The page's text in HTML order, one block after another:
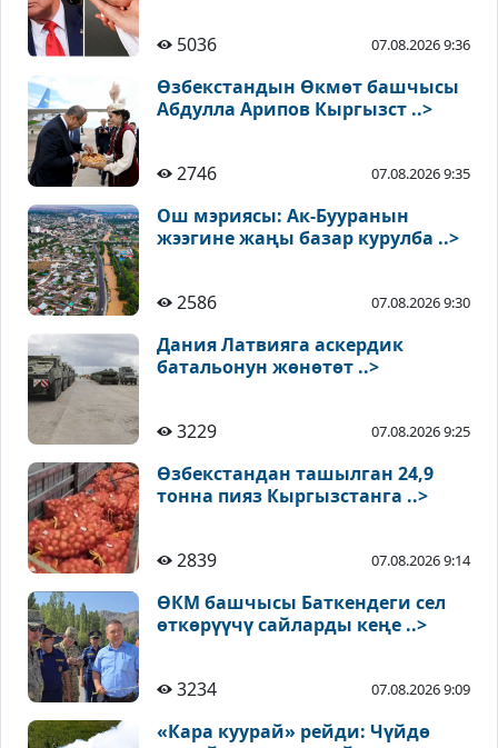
5036 07.08.2026 9:36
Өзбекстандын Өкмөт башчысы
Абдулла Арипов Кыргызст ..>
2746 07.08.2026 9:35
Ош мэриясы: Ак-Бууранын
жээгине жаңы базар курулба ..>
2586 07.08.2026 9:30
Дания Латвияга аскердик
батальонун жөнөтөт ..>
3229 07.08.2026 9:25
Өзбекстандан ташылган 24,9
тонна пияз Кыргызстанга ..>
2839 07.08.2026 9:14
ӨКМ башчысы Баткендеги сел
өткөрүүчү сайларды кеңе ..>
3234 07.08.2026 9:09
«Кара куурай» рейди: Чүйдө